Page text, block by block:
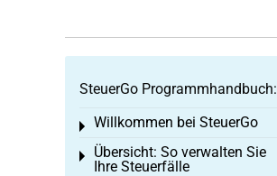
SteuerGo Programmhandbuch:
Willkommen bei SteuerGo
Toggle menu
Übersicht: So verwalten Sie
Ihre Steuerfälle
Toggle menu